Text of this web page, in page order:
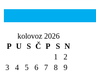
kolovoz 2026
P U S Č P S N
1
2
3
4 5 6 7 8
9